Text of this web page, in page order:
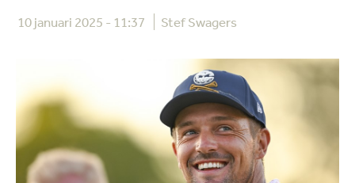
10 januari 2025 - 11:37 Stef Swagers